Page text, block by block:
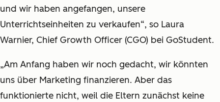
und wir haben angefangen, unsere
Unterrichtseinheiten zu verkaufen“, so Laura
Warnier, Chief Growth Officer (CGO) bei GoStudent.
„Am Anfang haben wir noch gedacht, wir könnten
uns über Marketing finanzieren. Aber das
funktionierte nicht, weil die Eltern zunächst keine